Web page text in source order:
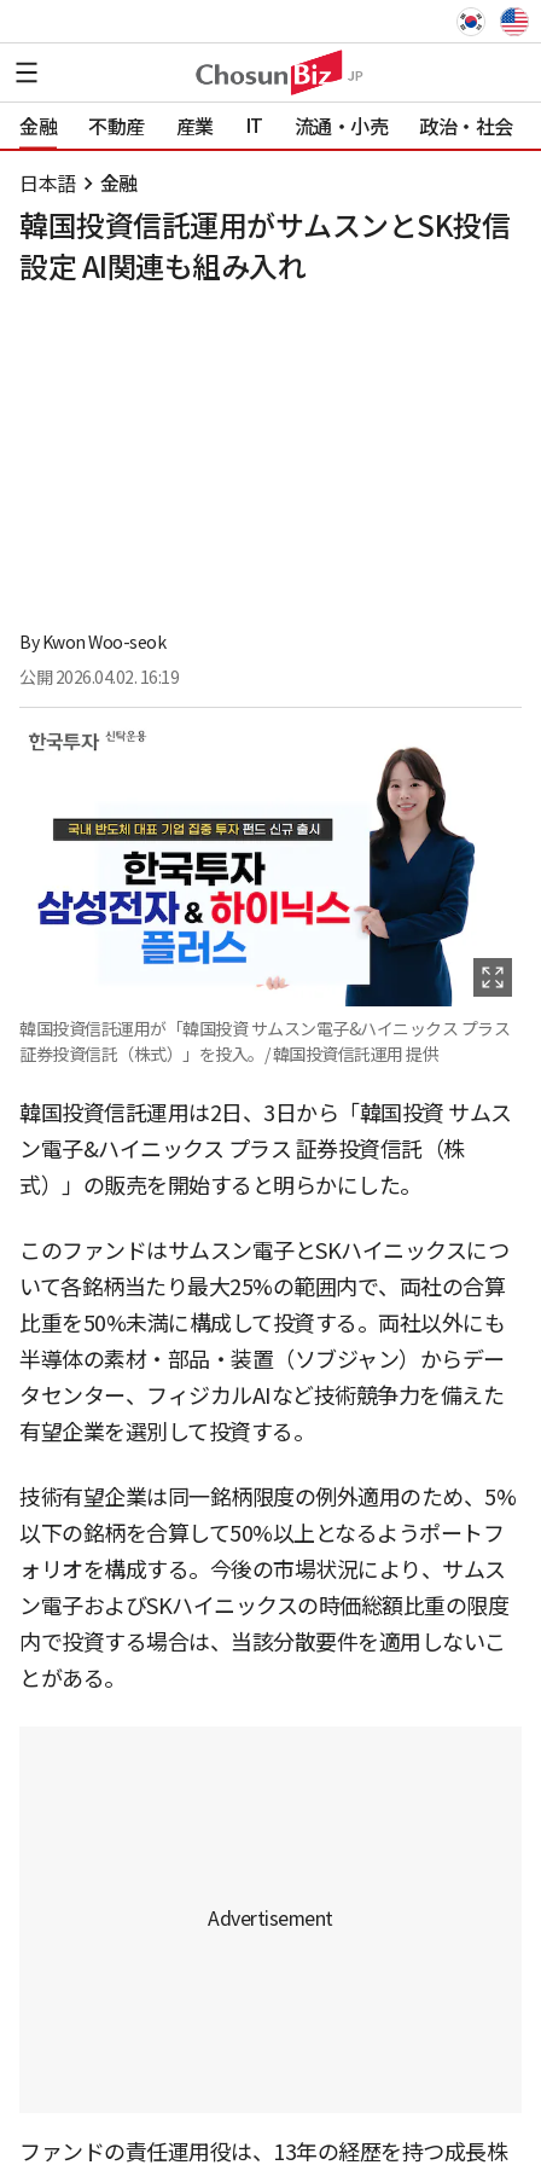
金融 不動産 産業 IT 流通・小売 政治・社会
日本語 金融
韓国投資信託運用がサムスンとSK投信
設定 AI関連も組み入れ
By Kwon Woo-seok
公開 2026.04.02. 16:19
韓国投資信託運用が「韓国投資 サムスン電子&ハイニックス プラス
証券投資信託（株式）」を投入。/ 韓国投資信託運用 提供
韓国投資信託運用は2日、3日から「韓国投資 サムス
ン電子&ハイニックス プラス 証券投資信託（株
式）」の販売を開始すると明らかにした。
このファンドはサムスン電子とSKハイニックスにつ
いて各銘柄当たり最大25%の範囲内で、両社の合算
比重を50%未満に構成して投資する。両社以外にも
半導体の素材・部品・装置（ソブジャン）からデー
タセンター、フィジカルAIなど技術競争力を備えた
有望企業を選別して投資する。
技術有望企業は同一銘柄限度の例外適用のため、5%
以下の銘柄を合算して50%以上となるようポートフ
ォリオを構成する。今後の市場状況により、サムス
ン電子およびSKハイニックスの時価総額比重の限度
内で投資する場合は、当該分散要件を適用しないこ
とがある。
ファンドの責任運用役は、13年の経歴を持つ成長株